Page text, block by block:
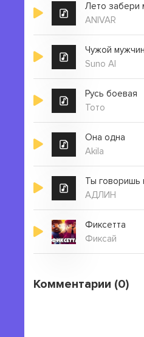
ANIVAR
Чужой
Suno AI
Русь боевая
Тото
Она одна
Akila
АДЛИН
Фиксетта
Фиксай
Комментарии (0)